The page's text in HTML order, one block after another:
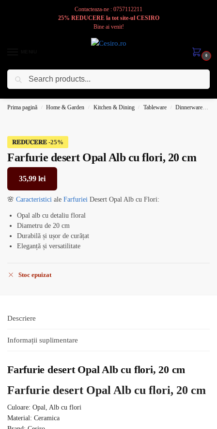
Contacteaza-ne : 0757112211
25% REDUCERE la tot site-ul CESIRO
Bine ai venit!
0
Cesiro
Prima pagină / Home & Garden / Kitchen & Dining / Tableware / Dinnerware
𝐑𝐄𝐃𝐔𝐂𝐄𝐑𝐄
Farfurie desert Opal Alb cu flori, 20 cm
35,99 lei
🌸 Caracteristici ale Farfuriei Desert Opal Alb cu Flori:
Opal alb cu detaliu floral
Diametru de 20 cm
Durabilă și ușor de curățat
Eleganță și versatilitate
Stoc epuizat
Descriere
Informații suplimentare
Farfurie desert Opal Alb cu flori, 20 cm
Farfurie desert Opal Alb cu flori, 20 cm
Culoare: Opal, Alb cu flori
Material: Ceramica